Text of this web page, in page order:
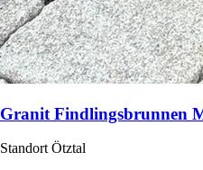
Granit Findlingsbrunnen
Standort Ötztal